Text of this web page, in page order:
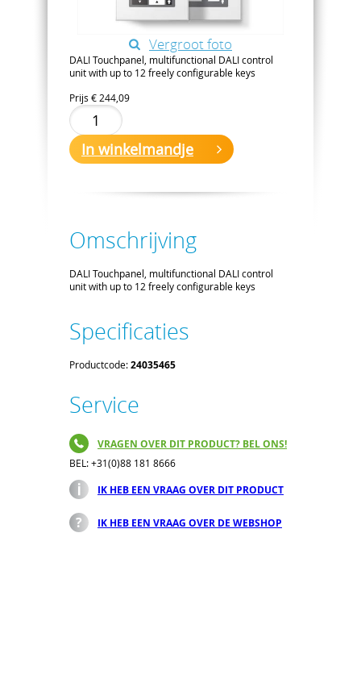
Vergroot foto
DALI Touchpanel, multifunctional DALI control
unit with up to 12 freely configurable keys
Prijs € 244,09
In winkelmandje
Omschrijving
DALI Touchpanel, multifunctional DALI control
unit with up to 12 freely configurable keys
Specificaties
Productcode:24035465
Service
VRAGEN OVER DIT PRODUCT? BEL ONS!
BEL: +31(0)88 181 8666
IK HEB EEN VRAAG OVER DIT PRODUCT
IK HEB EEN VRAAG OVER DE WEBSHOP